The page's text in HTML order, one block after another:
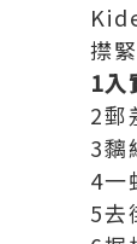
㩒
1入
2郵
3黐
4一
5去